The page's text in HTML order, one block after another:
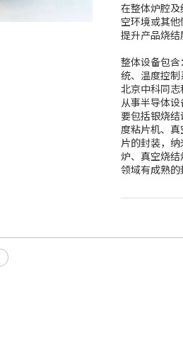
在整体炉腔
空环境或其他
提升产品烧结
整体设备包
统、温度控制
北京中科同
从事半导体
要包括银烧
度粘片机、
片的封装，
炉、真空烧
领域有成熟的